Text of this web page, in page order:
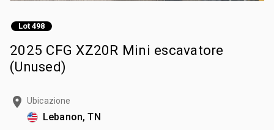
Lot 498
2025 CFG XZ20R Mini escavatore
(Unused)
Ubicazione
Lebanon, TN